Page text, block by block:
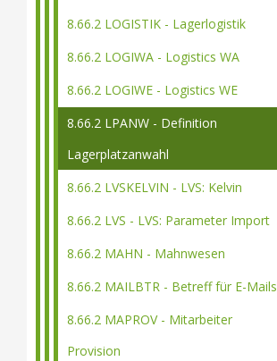
8.66.2 LOGISTIK - Lagerlogistik
8.66.2 LOGIWA - Logistics WA
8.66.2 LOGIWE - Logistics WE
8.66.2 LPANW - Definition
Lagerplatzanwahl
8.66.2 LVSKELVIN - LVS: Kelvin
8.66.2 LVS - LVS: Parameter Import
8.66.2 MAHN - Mahnwesen
8.66.2 MAILBTR - Betreff für E-Mails
8.66.2 MAPROV - Mitarbeiter
Provision